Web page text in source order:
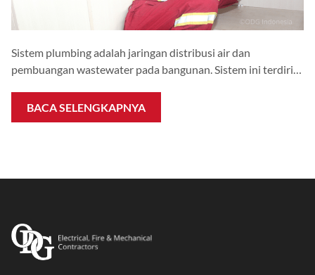
Sistem plumbing adalah jaringan distribusi air dan
pembuangan wastewater pada bangunan. Sistem ini terdiri
Fungsinya sangat vital bagi operasional harian. Gangguan
BACA SELENGKAPNYA